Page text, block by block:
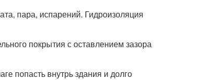
пара, испарений. Гидроизоляция
покрытия с оставлением зазора
попасть внутрь здания и долго